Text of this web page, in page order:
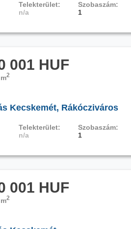
Telekterület:
n/a
Szobaszám:
1
001 HUF
2
Kecskemét, Rákócziváros
Telekterület:
n/a
Szobaszám:
1
001 HUF
2